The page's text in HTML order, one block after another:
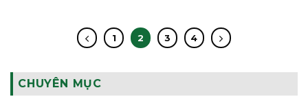
1 2 3 4
CHUYÊN MỤC